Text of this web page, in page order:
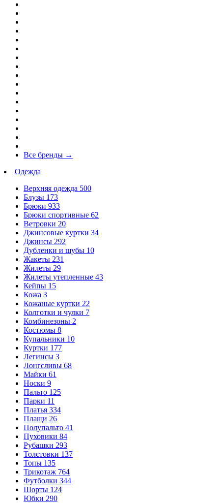
Все бренды →
Одежда
Верхняя одежда 500
Блузы 173
Брюки 933
Брюки спортивные 62
Ветровки 20
Джинсовые куртки 34
Джинсы 292
Дубленки и шубы 10
Жакеты 231
Жилеты 29
Жилеты утепленные 43
Кейпы 15
Кожа 3
Кожаные куртки 22
Колготки и чулки 7
Комбинезоны 2
Костюмы 8
Купальники 10
Куртки 177
Легинсы 3
Лонгсливы 68
Майки 61
Носки 9
Пальто 125
Парки 11
Платья 334
Плащи 26
Полупальто 41
Пуховики 84
Рубашки 293
Толстовки 137
Топы 135
Трикотаж 764
Футболки 344
Шорты 124
Юбки 290